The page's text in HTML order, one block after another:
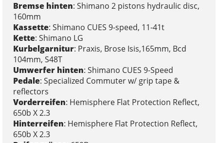
Bremse hinten: Shimano 2 pistons hydraulic disc,
160mm
Kassette: Shimano CUES 9-speed, 11-41t
Kette: Shimano LG
Kurbelgarnitur: Praxis, Brose Isis,165mm, Bcd
104mm, S48T
Umwerfer hinten: Shimano CUES 9-Speed
Pedale: Specialized Commuter w/ grip tape &
reflectors
Vorderreifen: Hemisphere Flat Protection Reflect,
650b X 2.3
Hinterreifen: Hemisphere Flat Protection Reflect,
650b X 2.3